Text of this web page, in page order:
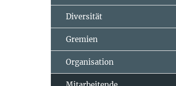
Diversität
Gremien
Organisation